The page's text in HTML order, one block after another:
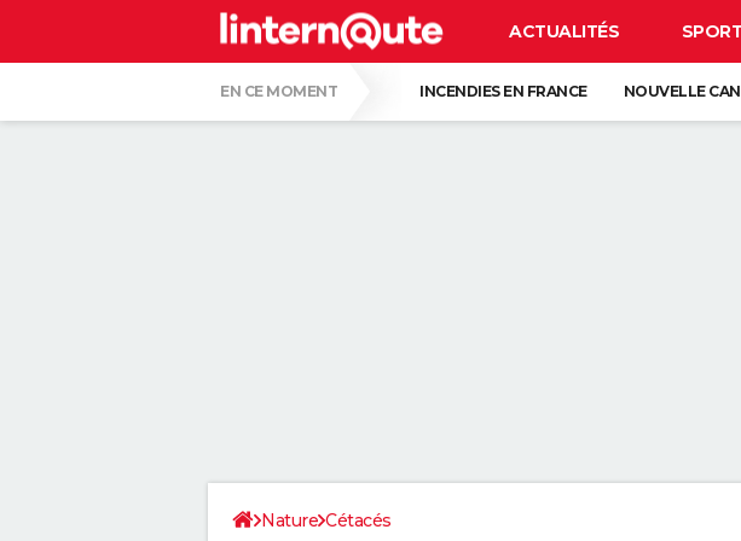
ACTUALITÉS SPORT
EN CE MOMENT INCENDIES EN FRANCE NOUVELLE
Nature Cétacés